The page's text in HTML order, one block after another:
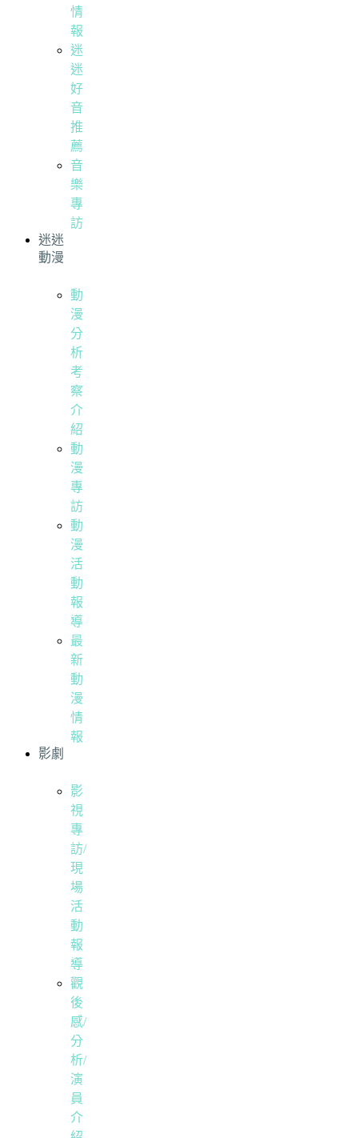
情
報
迷
迷
好
音
推
薦
音
樂
專
訪
迷迷
動漫
動
漫
分
析
考
察
介
紹
動
漫
專
訪
動
漫
活
動
報
導
最
新
動
漫
情
報
影劇
影
視
專
訪/
現
場
活
動
報
導
觀
後
感/
分
析/
演
員
介